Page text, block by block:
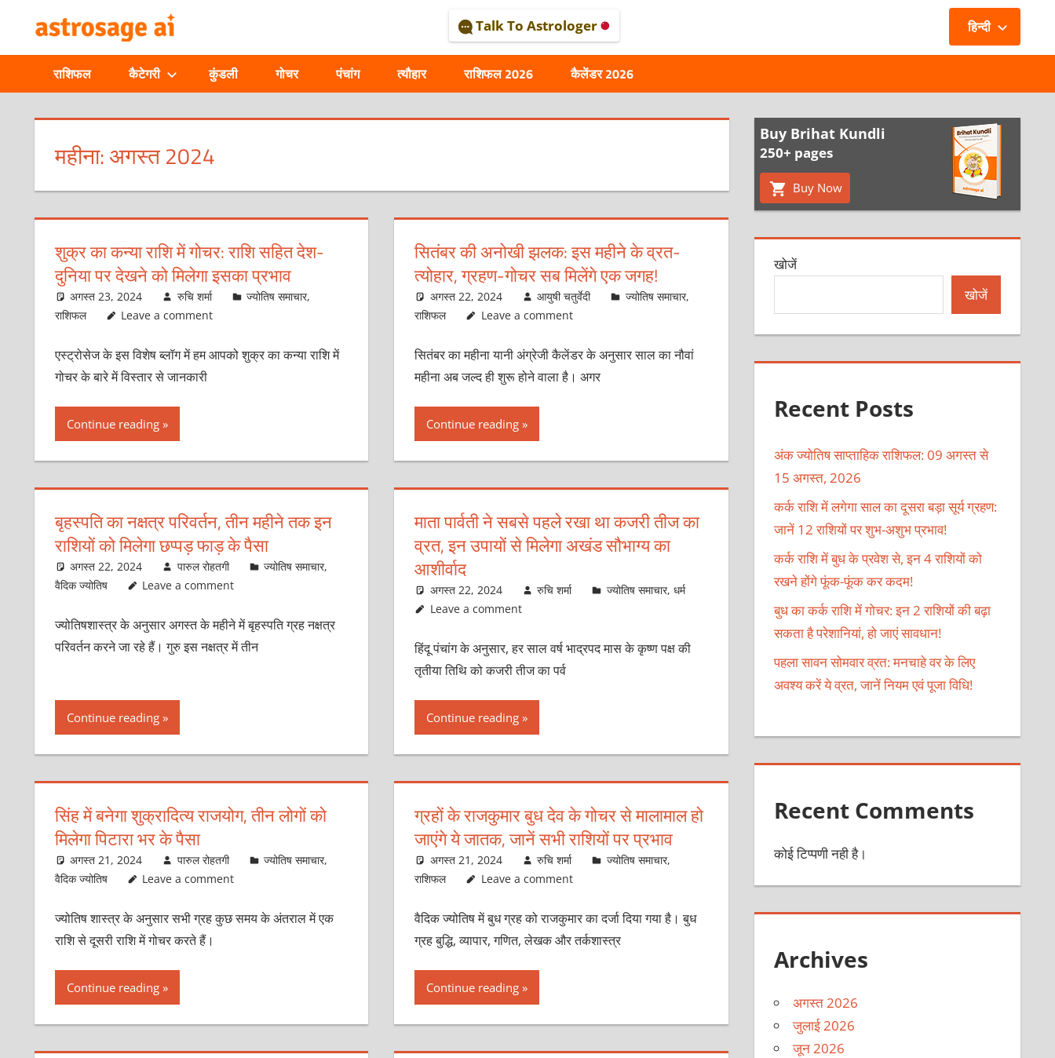
content
ASTROLOGICAL
JOURNAL
–
ASTROSAGE
MAGAZINE
Talk To Astrologer
राशिफल कैटेगरी कुंडली गोचर पंचांग त्यौहार
हिन्दी
राशिफल 2026 कैलेंडर 2026
महीना:अगस्त 2024
शुक्र का कन्या राशि में गोचर: राशि सहित देश-
दुनिया पर देखने को मिलेगा इसका प्रभाव
अगस्त 23, 2024 रुचि शर्मा ज्योतिष समाचार,
राशिफल
Leave a comment
एस्ट्रोसेज के इस विशेष ब्लॉग में हम आपको शुक्र का कन्या राशि में
गोचर के बारे में विस्तार से जानकारी
Continue reading
सितंबर की अनोखी झलक: इस महीने के व्रत-
त्योहार, ग्रहण-गोचर सब मिलेंगे एक जगह!
अगस्त 22, 2024 आयुषी चतुर्वेदी ज्योतिष समाचार,
राशिफल
Leave a comment
सितंबर का महीना यानी अंग्रेजी कैलेंडर के अनुसार साल का नौवां
महीना अब जल्द ही शुरू होने वाला है। अगर
Continue reading
बृहस्‍पति का नक्षत्र परिवर्तन, तीन महीने तक इन
राशियों को मिलेगा छप्‍पड़ फाड़ के पैसा
अगस्त 22, 2024 पारुल रोहतगी ज्योतिष समाचार,
वैदिक ज्योतिष
Leave a comment
ज्‍योतिषशास्‍त्र के अनुसार अगस्‍त के महीने में बृहस्‍पति ग्रह नक्षत्र
परिवर्तन करने जा रहे हैं। गुरु इस नक्षत्र में तीन
Continue reading
माता पार्वती ने सबसे पहले रखा था कजरी तीज का
व्रत, इन उपायों से मिलेगा अखंड सौभाग्य का
आशीर्वाद
अगस्त 22, 2024 रुचि शर्मा ज्योतिष समाचार, धर्म
Leave a comment
हिंदू पंचांग के अनुसार, हर साल वर्ष भाद्रपद मास के कृष्ण पक्ष की
तृतीया तिथि को कजरी तीज का पर्व
Continue reading
सिंह में बनेगा शुक्रादित्‍य राजयोग, तीन लोगों को
मिलेगा पिटारा भर के पैसा
अगस्त 21, 2024 पारुल रोहतगी ज्योतिष समाचार,
वैदिक ज्योतिष
Leave a comment
ज्‍योतिष शास्‍त्र के अनुसार सभी ग्रह कुछ समय के अंतराल में एक
राशि से दूसरी राशि में गोचर करते हैं।
Continue reading
ग्रहों के राजकुमार बुध देव के गोचर से मालामाल हो
जाएंगे ये जातक, जानें सभी राशियों पर प्रभाव
अगस्त 21, 2024 रुचि शर्मा ज्योतिष समाचार,
राशिफल
Leave a comment
वैदिक ज्योतिष में बुध ग्रह को राजकुमार का दर्जा दिया गया है। बुध
ग्रह बुद्धि, व्यापार, गणित, लेखक और तर्कशास्त्र
Continue reading
Buy Brihat Kundli
250+ pages
Buy Now
खोजें
खोजें
Recent Posts
अंक ज्योतिष साप्ताहिक राशिफल: 09 अगस्त से
15 अगस्त, 2026
कर्क राशि में लगेगा साल का दूसरा बड़ा सूर्य ग्रहण:
जानें 12 राशियों पर शुभ-अशुभ प्रभाव!
कर्क राशि में बुध के प्रवेश से, इन 4 राशियों को
रखने होंगे फूंक-फूंक कर कदम!
बुध का कर्क राशि में गोचर: इन 2 राशियों की बढ़ा
सकता है परेशानियां, हो जाएं सावधान!
पहला सावन सोमवार व्रत: मनचाहे वर के लिए
अवश्य करें ये व्रत, जानें नियम एवं पूजा विधि!
Recent Comments
कोई टिप्पणी नही है।
Archives
अगस्त 2026
जुलाई 2026
जून 2026